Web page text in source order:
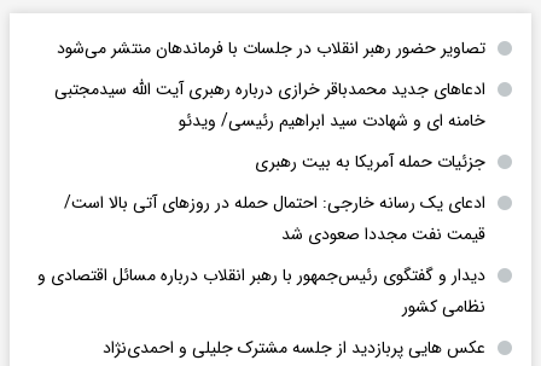
تصاویر حضور رهبر انقلاب در جلسات با فرماندهان منتشر می‌شود
ادعاهای جدید محمدباقر خرازی درباره رهبری آیت الله سیدمجتبی
خامنه ای و شهادت سید ابراهیم رئیسی/ ویدئو
جزئیات حمله آمریکا به بیت رهبری
ادعای یک رسانه خارجی: احتمال حمله در روزهای آتی بالا است/
قیمت نفت مجددا صعودی شد
دیدار و گفتگوی رئیس‌جمهور با رهبر انقلاب درباره مسائل اقتصادی و
نظامی کشور
عکس هایی پربازدید از جلسه مشترک جلیلی و احمدی‌نژاد